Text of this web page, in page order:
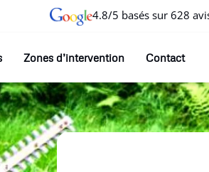
4.8/5 basés sur 628
Zones d’intervention Contact